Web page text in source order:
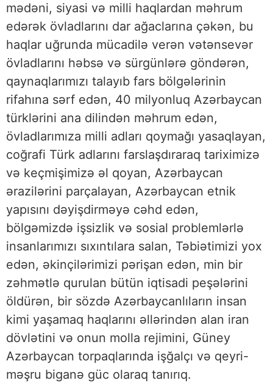
mədəni, siyasi və milli haqlardan məhrum
edərək övladlarını dar ağaclarına çəkən, bu
haqlar uğrunda mücadilə verən vətənsevər
övladlarını həbsə və sürgünlərə göndərən,
qaynaqlarımızı talayıb fars bölgələrinin
rifahına sərf edən, 40 milyonluq Azərbaycan
türklərini ana dilindən məhrum edən,
övladlarımıza milli adları qoymağı yasaqlayan,
coğrafi Türk adlarını farslaşdıraraq tariximizə
və keçmişimizə əl qoyan, Azərbaycan
ərazilərini parçalayan, Azərbaycan etnik
yapısını dəyişdirməyə cəhd edən,
bölgəmizdə işsizlik və sosial problemlərlə
insanlarımızı sıxıntılara salan, Təbiətimizi yox
edən, əkinçilərimizi pərişan edən, min bir
zəhmətlə qurulan bütün iqtisadi peşələrini
öldürən, bir sözdə Azərbaycanlıların insan
kimi yaşamaq haqlarını əllərindən alan iran
dövlətini və onun molla rejimini, Güney
Azərbaycan torpaqlarında işğalçı və qeyri-
məşru biganə güc olaraq tanırıq.